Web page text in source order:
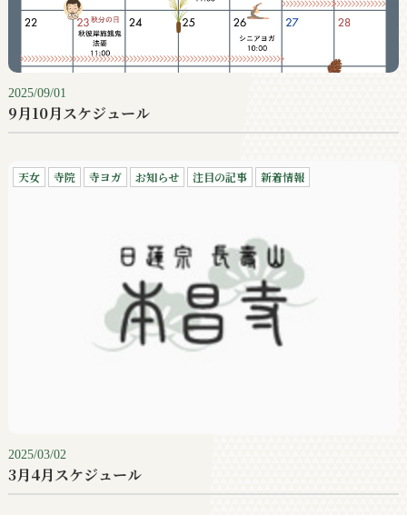
2025/09/01
9月10月スケジュール
天女 寺院 寺ヨガ お知らせ 注目の記事 新着情報
2025/03/02
3月4月スケジュール